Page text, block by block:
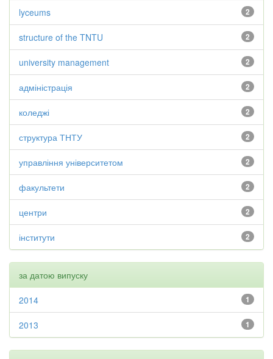
2
lyceums
2
structure of the TNTU
2
university management
2
адміністрація
2
коледжі
2
структура ТНТУ
2
управління університетом
2
факультети
2
центри
2
інститути
за датою випуску
1
2014
1
2013